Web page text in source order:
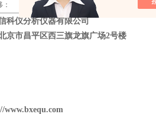
±0.1NTU
科仪分析仪器有限公司
京市昌平区西三旗龙旗广场2号楼
www.bxequ.com